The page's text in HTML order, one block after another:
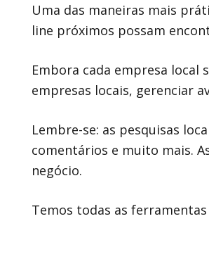
Uma das maneiras mais
line próximos possam
Embora cada empresa
empresas locais, gerenciar
Lembre-se: as pesquisas
comentários e muito mais.
negócio.
Temos todas as